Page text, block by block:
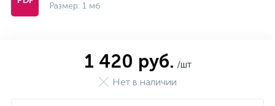
Размер: 1 мб
1 420 руб. /шт
Нет в наличии